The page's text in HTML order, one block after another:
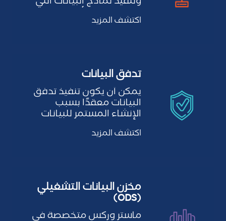
تمثل كيانات الأعمال
وعلاقاتها، مما…
اكتشف المزيد
تدفق البيانات
يمكن أن يكون تنفيذ تدفق
البيانات معقدًا بسبب
الإنشاء المستمر للبيانات
وسرعتها العالية، مما
يتطلب…
اكتشف المزيد
مخزن البيانات التشغيلي
(ODS)
ماستر وركس متخصصة في